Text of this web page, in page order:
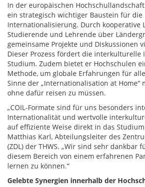
In der europäischen
ein strategisch wichtiger Baustein für die
Internationalisierung. Durch kooperative
Studierende und Lehrende über
gemeinsame Projekte und Diskussionen
Dieser Prozess fördert die interkulturelle
Studium. Zudem bietet er Hochschulen
Methode, um globale Erfahrungen für
Sinne der „Internationalisation at Home“
ohne dafür reisen zu müssen.
„COIL-Formate sind für uns besonders
Internationalität und wertvolle
auf effiziente Weise direkt in das
Matthias Karl, Abteilungsleiter des
(ZDL) der THWS. „Wir sind sehr dankbar
diesem Bereich von einem erfahrenen
lernen zu können.“
Gelebte Synergien innerhalb der